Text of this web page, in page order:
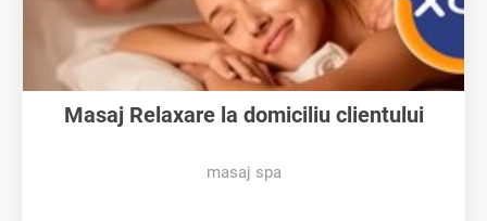
Masaj Relaxare la domiciliu clientului
masaj spa